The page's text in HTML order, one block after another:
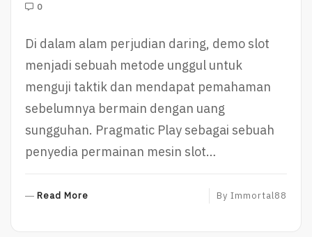
0
Di dalam alam perjudian daring, demo slot
menjadi sebuah metode unggul untuk
menguji taktik dan mendapat pemahaman
sebelumnya bermain dengan uang
sungguhan. Pragmatic Play sebagai sebuah
penyedia permainan mesin slot…
Read More By Immortal88